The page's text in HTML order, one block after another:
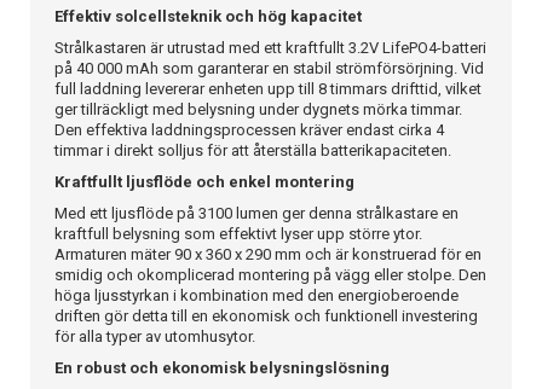
Effektiv solcellsteknik och hög kapacitet
Strålkastaren är utrustad med ett kraftfullt 3.2V LifePO4-batteri
på 40 000 mAh som garanterar en stabil strömförsörjning. Vid
full laddning levererar enheten upp till 8 timmars drifttid, vilket
ger tillräckligt med belysning under dygnets mörka timmar.
Den effektiva laddningsprocessen kräver endast cirka 4
timmar i direkt solljus för att återställa batterikapaciteten.
Kraftfullt ljusflöde och enkel montering
Med ett ljusflöde på 3100 lumen ger denna strålkastare en
kraftfull belysning som effektivt lyser upp större ytor.
Armaturen mäter 90 x 360 x 290 mm och är konstruerad för en
smidig och okomplicerad montering på vägg eller stolpe. Den
höga ljusstyrkan i kombination med den energioberoende
driften gör detta till en ekonomisk och funktionell investering
för alla typer av utomhusytor.
En robust och ekonomisk belysningslösning